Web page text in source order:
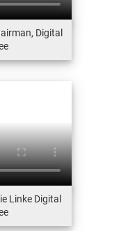
Digital
Linke Digital